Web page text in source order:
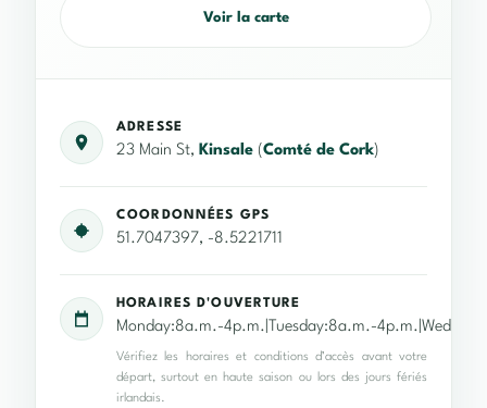
Voir la carte
ADRESSE
23 Main St, Kinsale (Comté de Cork)
COORDONNÉES GPS
51.7047397, -8.5221711
HORAIRES D'OUVERTURE
Monday:8a.m.-4p.m.|Tuesday:8a.m.-
Vérifiez les horaires et conditions d’accès avant votre
départ, surtout en haute saison ou lors des jours fériés
irlandais.